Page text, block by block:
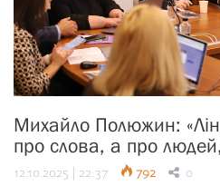
Михайло Полюжин:
про слова, а про
12.10.2025 | 22:37 792 0